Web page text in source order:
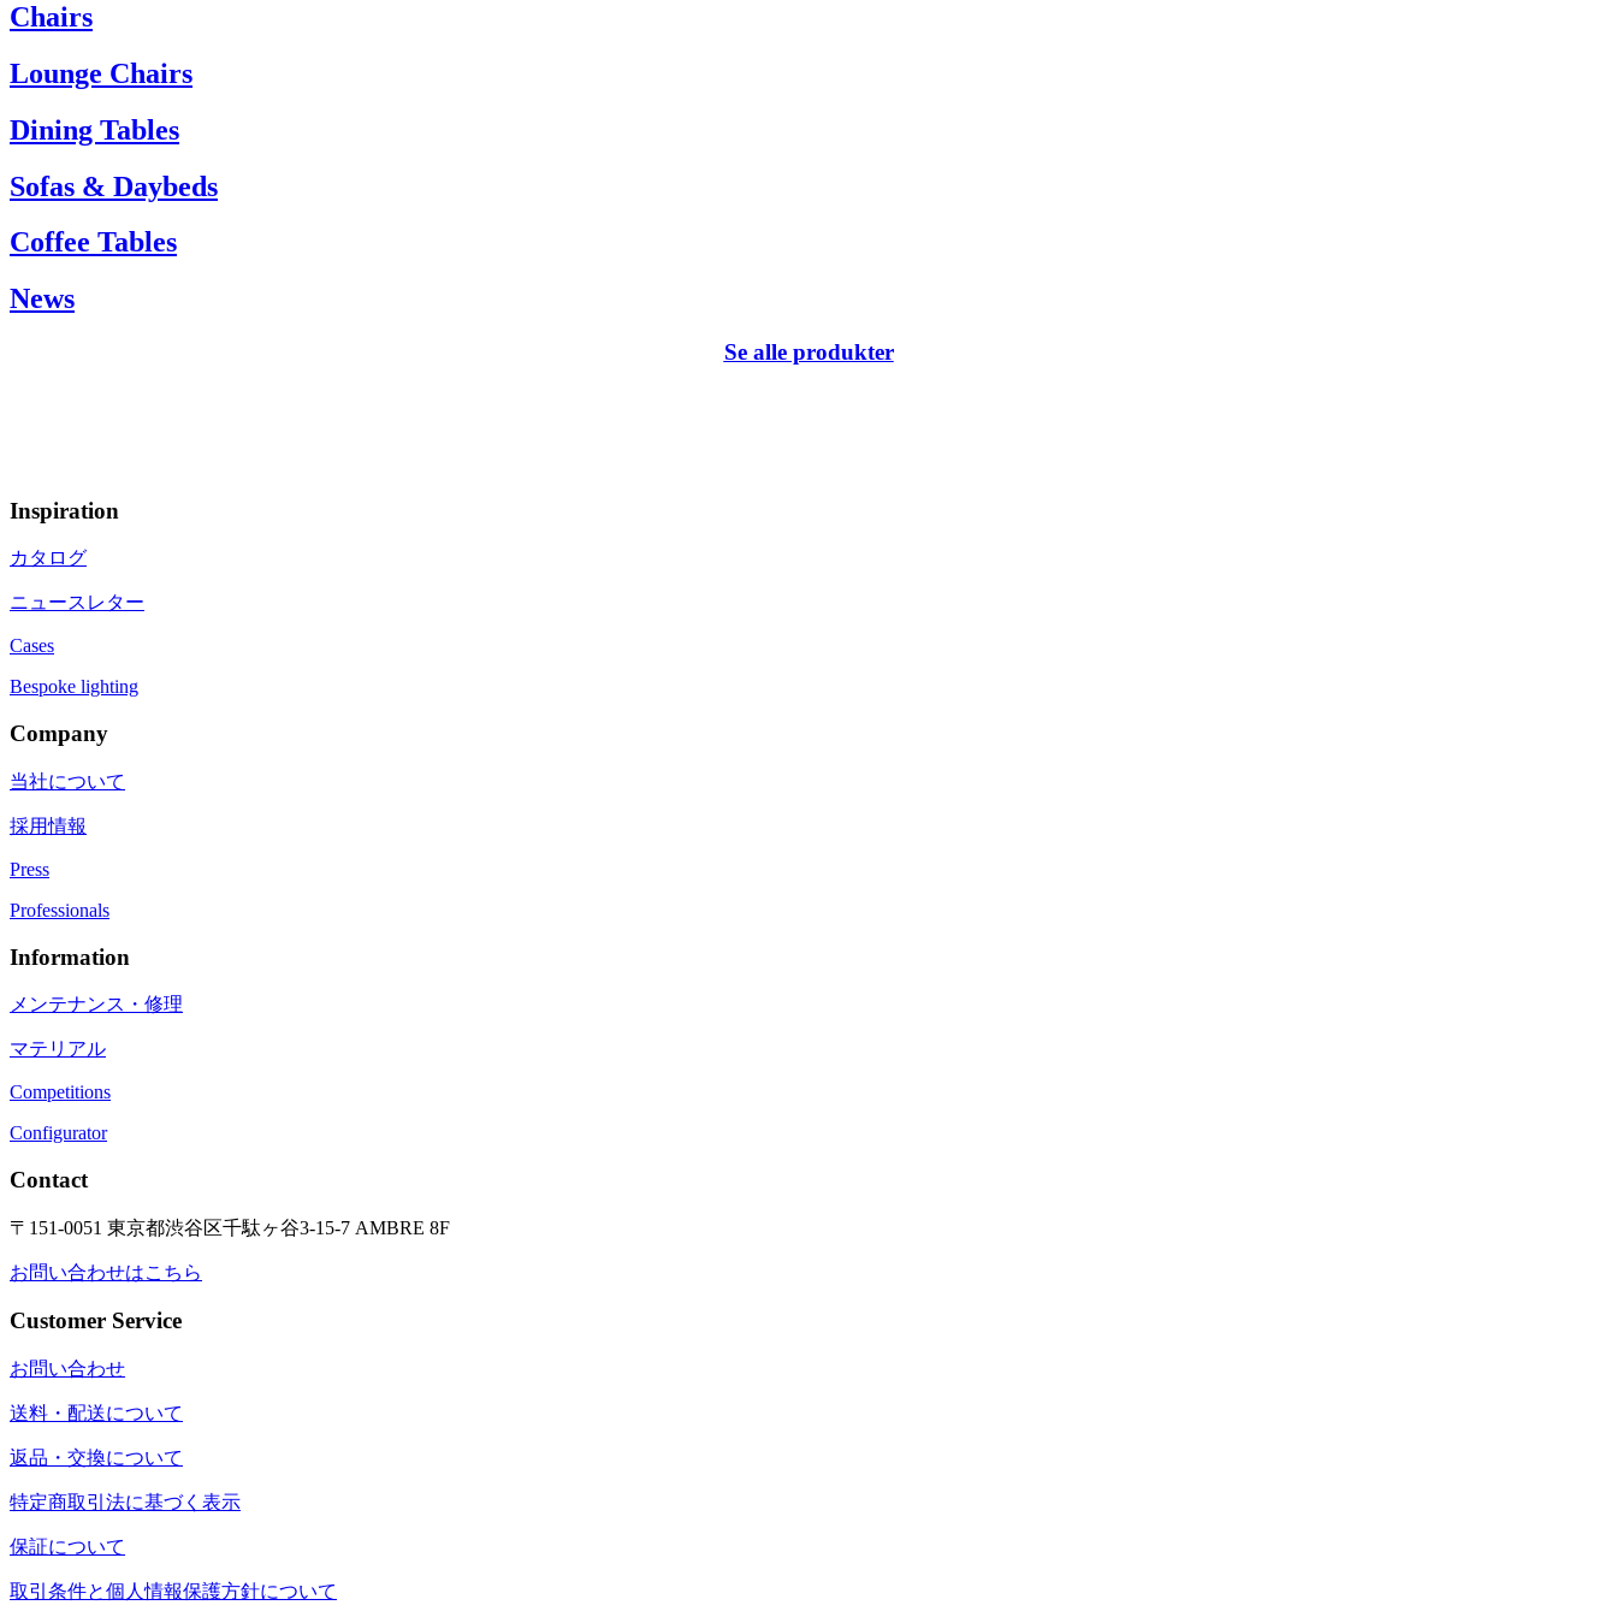
info@carlhansen.dk
Chairs
Lounge Chairs
Dining Tables
Sofas & Daybeds
Coffee Tables
News
Se alle produkter
Inspiration
カタログ
ニュースレター
Cases
Bespoke lighting
Company
当社について
採用情報
Press
Professionals
Information
メンテナンス・修理
マテリアル
Competitions
Configurator
Contact
〒151-0051 東京都渋谷区千駄ヶ谷3-15-7 AMBRE 8F
お問い合わせはこちら
Customer Service
お問い合わせ
送料・配送について
返品・交換について
特定商取引法に基づく表示
保証について
取引条件と個人情報保護方針について